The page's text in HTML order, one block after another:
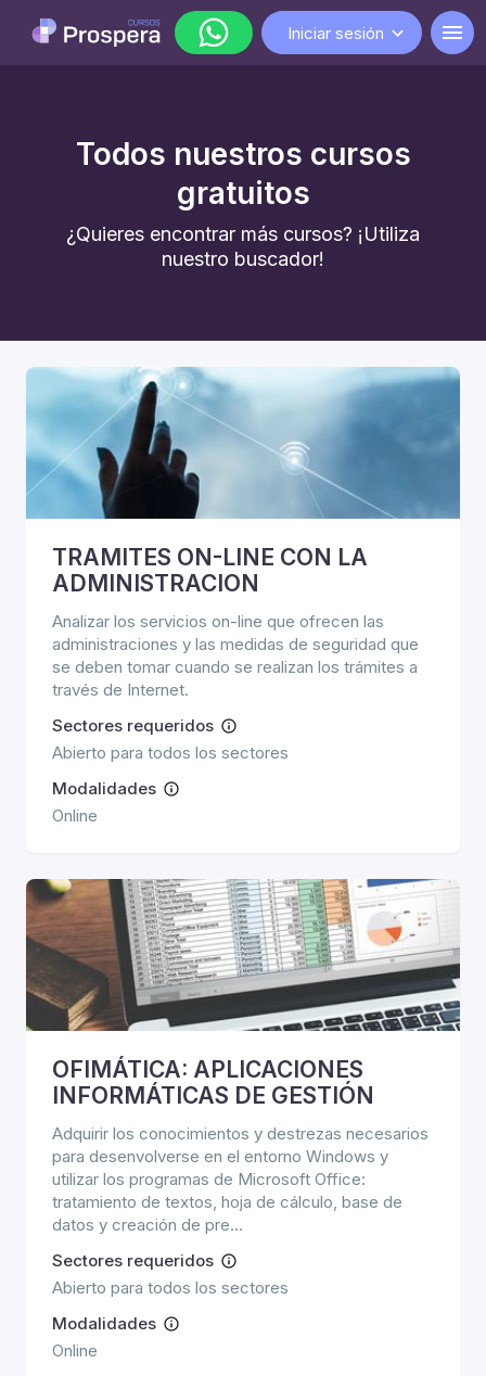
lunes a viernes de 9:00 a 18:00
Iniciar sesión
Todos nuestros cursos
gratuitos
¿Quieres encontrar más cursos? ¡Utiliza
nuestro buscador!
TRAMITES ON-LINE CON LA
ADMINISTRACION
Analizar los servicios on-line que ofrecen las
administraciones y las medidas de seguridad que
se deben tomar cuando se realizan los trámites a
través de Internet.
Sectores requeridos
Abierto para todos los sectores
Modalidades
Online
OFIMÁTICA: APLICACIONES
INFORMÁTICAS DE GESTIÓN
Adquirir los conocimientos y destrezas necesarios
para desenvolverse en el entorno Windows y
utilizar los programas de Microsoft Office:
tratamiento de textos, hoja de cálculo, base de
datos y creación de pre...
Sectores requeridos
Abierto para todos los sectores
Modalidades
Online